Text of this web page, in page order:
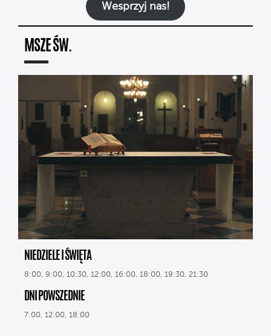
Wesprzyj nas!
MSZE ŚW.
NIEDZIELE I ŚWIĘTA
8:00, 9:00, 10:30, 12:00, 16:00, 18:00, 19:30, 21:30
DNI POWSZEDNIE
7:00, 12:00, 18:00